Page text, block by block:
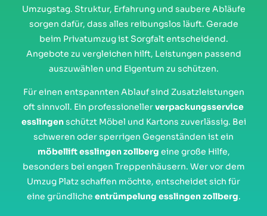
Umzugstag. Struktur, Erfahrung und saubere Abläufe
sorgen dafür, dass alles reibungslos läuft. Gerade
beim Privatumzug ist Sorgfalt entscheidend.
Angebote zu vergleichen hilft, Leistungen passend
auszuwählen und Eigentum zu schützen.
Für einen entspannten Ablauf sind Zusatzleistungen
oft sinnvoll. Ein professionellerverpackungsservice
esslingenschützt Möbel und Kartons zuverlässig. Bei
schweren oder sperrigen Gegenständen ist ein
möbellift esslingen zollberg eine große Hilfe,
besonders bei engen Treppenhäusern. Wer vor dem
Umzug Platz schaffen möchte, entscheidet sich für
eine gründliche entrümpelung esslingen zollberg.